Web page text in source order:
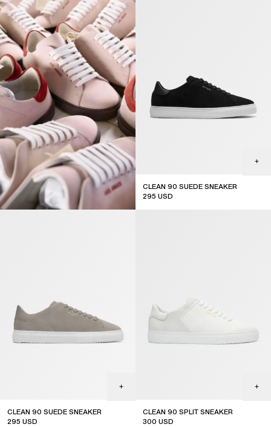
CLEAN 90 SUEDE SNEAKER
295 USD
CLEAN 90 SUEDE SNEAKER
295 USD
CLEAN 90 SPLIT SNEAKER
300 USD